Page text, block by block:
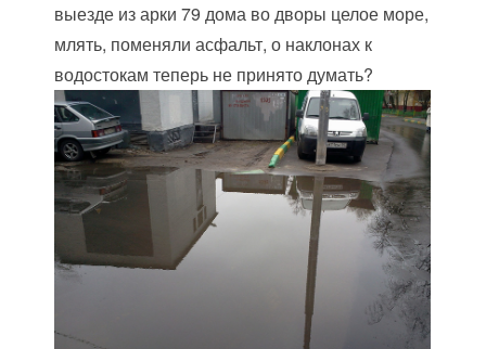
выезде из арки 79 дома во дворы целое море,
млять, поменяли асфальт, о наклонах к
водостокам теперь не принято думать?